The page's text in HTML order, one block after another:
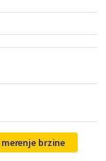
brzine